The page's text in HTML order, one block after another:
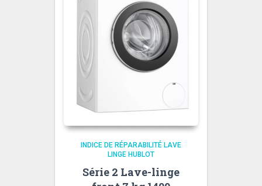
INDICE DE RÉPARABILITÉ LAVE
LINGE HUBLOT
Série 2 Lave-linge